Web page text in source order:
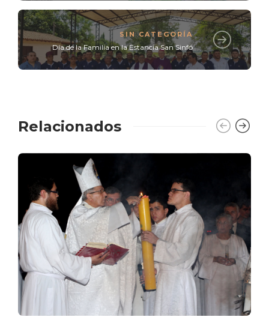
SIN CATEGORÍA
Día de la Familia en la Estancia San Sinfó
Relacionados